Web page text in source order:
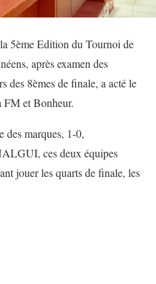
5ème Edition du Tournoi de
après examen des
des 8èmes de finale, a acté le
FM et Bonheur.
des marques, 1-0,
ces deux équipes
jouer les quarts de finale, les